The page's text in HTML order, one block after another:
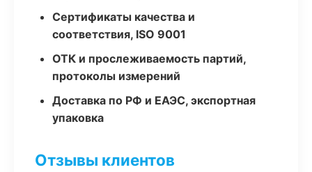
Сертификаты качества и
соответствия, ISO 9001
ОТК и прослеживаемость партий,
протоколы измерений
Доставка по РФ и ЕАЭС, экспортная
упаковка
Отзывы клиентов